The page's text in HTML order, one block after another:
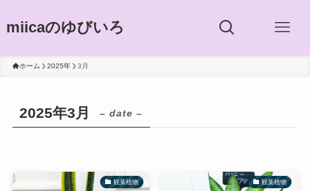
miicaのゆびいろ
ホーム 2025年 3月
2025年3月 – date –
観葉植物 観葉植物